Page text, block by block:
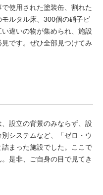
使用された塗装缶、割れた
ルタル床、300個の硝子ビ
違いの物が集められ、施設
です。ぜひ全部見つけてみ
設立の背景のみならず、設
システムなど、「ゼロ・ウ
まった施設でした。ここで
是非、ご自身の目で見てき